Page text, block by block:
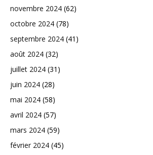
novembre 2024 (62)
octobre 2024 (78)
septembre 2024 (41)
août 2024 (32)
juillet 2024 (31)
juin 2024 (28)
mai 2024 (58)
avril 2024 (57)
mars 2024 (59)
février 2024 (45)